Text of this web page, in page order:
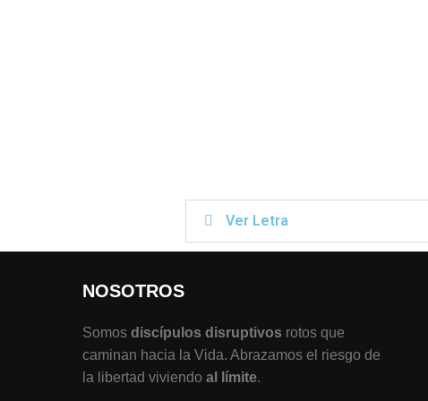
Ver Letra
NOSOTROS
Somos discípulos disruptivos rotos que
caminan hacia la Vida. Abrazamos el riesgo de
la libertad viviendo al límite.